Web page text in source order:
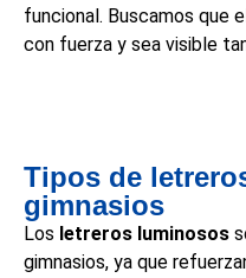
funcional. Buscamos que
con fuerza y sea visible
Tipos de
gimnasios
Los letreros luminosos
gimnasios, ya que